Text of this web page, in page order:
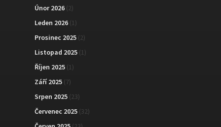
Únor 2026 (2)
Leden 2026 (1)
Prosinec 2025 (2)
Listopad 2025 (1)
Říjen 2025 (1)
Září 2025 (7)
Srpen 2025 (23)
Červenec 2025 (32)